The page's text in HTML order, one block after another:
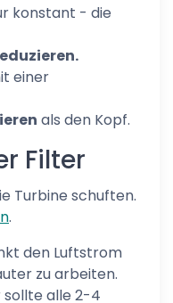
konstant - die
einer
als den Kopf.
Filter
Turbine schuften.
.
den Luftstrom
zu arbeiten.
sollte alle 2-4